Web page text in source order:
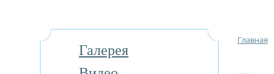
Галерея
Главная